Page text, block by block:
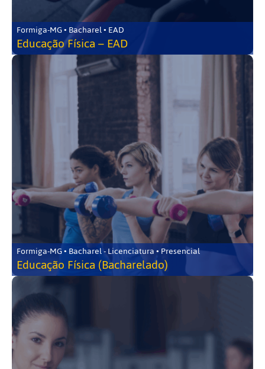
Formiga-MG • Bacharel • EAD
Educação Física – EAD
Formiga-MG • Bacharel - Licenciatura • Presencial
Educação Física (Bacharelado)